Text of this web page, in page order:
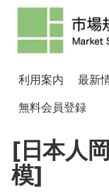
利用案内 最新
無料会員登録
[日本人
模]